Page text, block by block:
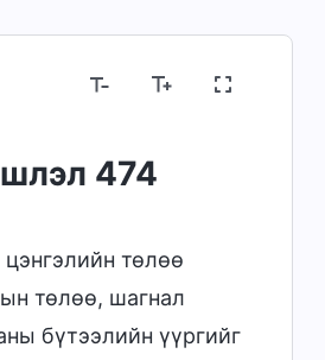
474
төлөө
төлөө, шагнал
бүтээлийн үүргийг